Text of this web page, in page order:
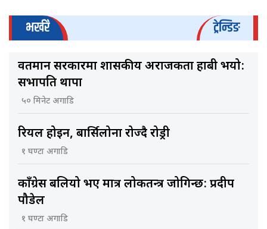
भर्खरै ट्रेन्डिङ
वर्तमान सरकारमा शासकीय अराजकता हाबी भयो:
सभापति थापा
५० मिनेट अगाडि
रियल होइन, बार्सिलोना रोज्दै रोड्री
१ घण्टा अगाडि
काँग्रेस बलियो भए मात्र लोकतन्त्र जोगिन्छ: प्रदीप
पौडेल
१ घण्टा अगाडि